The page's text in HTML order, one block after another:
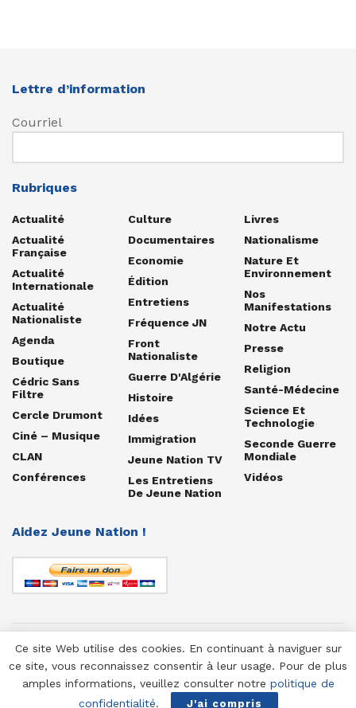
Lettre d’information
Courriel
Rubriques
Actualité
Actualité
Française
Actualité
Internationale
Actualité
Nationaliste
Agenda
Boutique
Cédric Sans
Filtre
Cercle Drumont
Ciné – Musique
CLAN
Conférences
Culture
Documentaires
Economie
Édition
Entretiens
Fréquence JN
Front
Nationaliste
Guerre D'Algérie
Histoire
Idées
Immigration
Jeune Nation TV
Les Entretiens
De Jeune Nation
Livres
Nationalisme
Nature Et
Environnement
Nos
Manifestations
Notre Actu
Presse
Religion
Santé-Médecine
Science Et
Technologie
Seconde Guerre
Mondiale
Vidéos
Aidez Jeune Nation !
© 1958-2025 Jeune Nation
Ce site Web utilise des cookies. En continuant à naviguer sur
ce site, vous reconnaissez consentir à leur usage. Pour de plus
amples informations, veuillez consulter notre politique de
confidentialité. J'ai compris